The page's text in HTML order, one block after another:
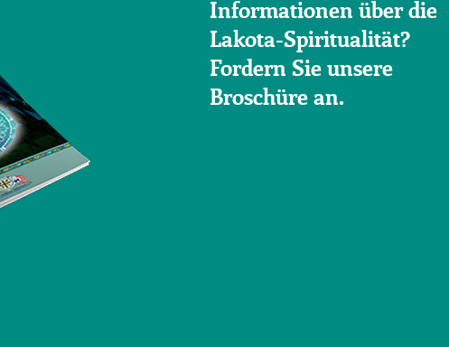
Informationen über die
Lakota-Spiritualität?
Fordern Sie unsere
Broschüre an.